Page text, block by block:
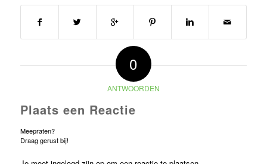
0
ANTWOORDEN
Plaats een Reactie
Meepraten?
Draag gerust bij!